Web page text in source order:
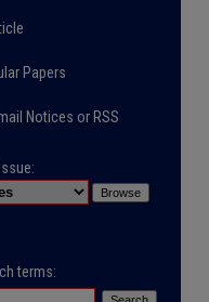
Papers
Notices or RSS
terms: